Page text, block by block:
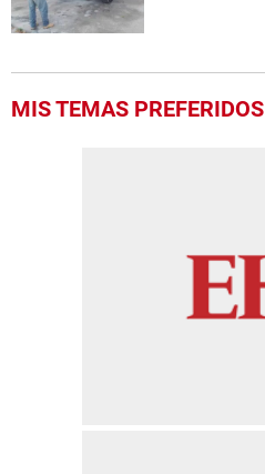
MIS TEMAS PREFERIDOS